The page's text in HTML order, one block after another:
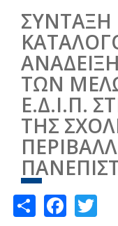
ΣΥΝΤΑΞΗ
ΤΩΝ
Ε.Δ.Ι.Π.
ΤΗΣ
Share